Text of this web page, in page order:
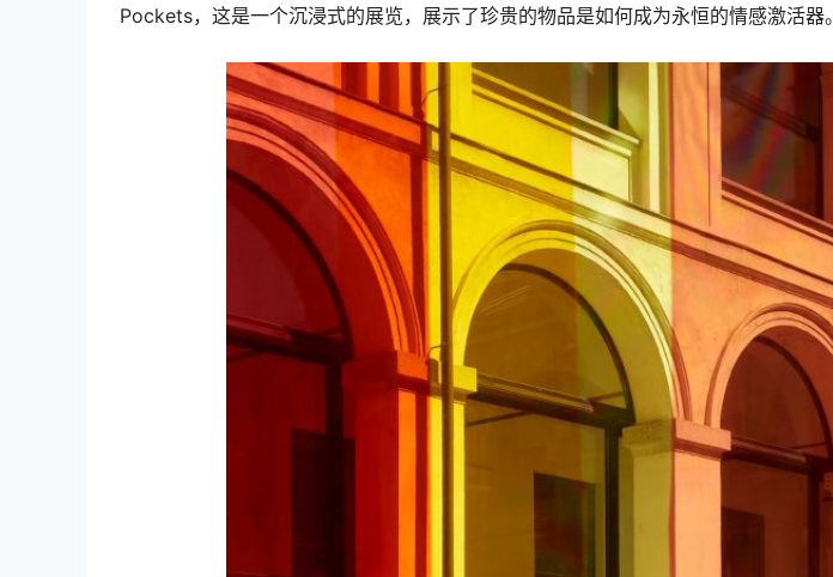
Pockets，这是一个沉浸式的展览，展示了珍贵的物品是如何成为永恒的情感激活器。